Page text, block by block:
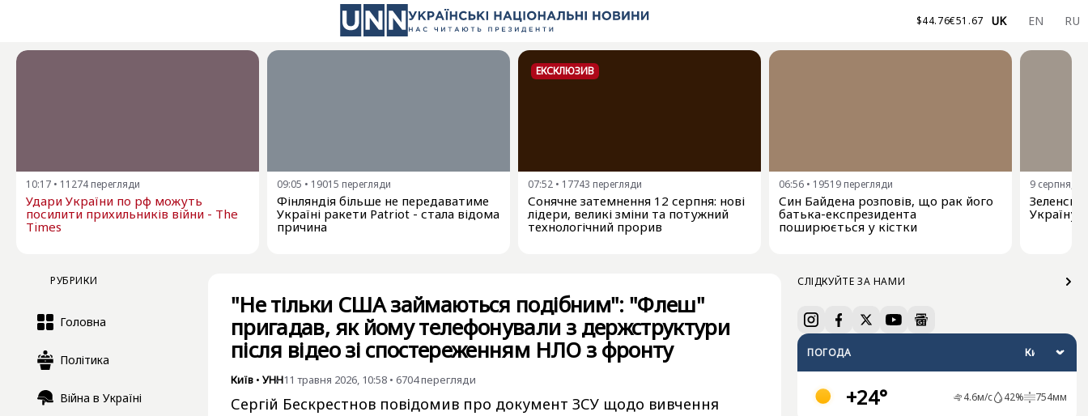
$44.76€51.67 UK EN RU
10:17 • 11274 перегляди
Удари України по рф можуть
посилити прихильників війни - The
Times
09:05 • 19015 перегляди
Фінляндія більше не передаватиме
Україні ракети Patriot - стала відома
причина
ЕКСКЛЮЗИВ
07:52 • 17743 перегляди
Сонячне затемнення 12 серпня: нові
лідери, великі зміни та потужний
технологічний прорив
06:56 • 19519 перегляди
Син Байдена розповів, що рак його
батька-експрезидента
поширюється у кістки
9 серпня,
Україну
РУБРИКИ
Головна
Політика
Війна в Україні
СЛІДКУЙТЕ ЗА НАМИ
ПОГОДА
+24° 4.6м/с 42% 754мм
"Не тільки США займаються подібним": "Флеш"
пригадав, як йому телефонували з держструктури
після відео зі спостереженням НЛО з фронту
Київ • УНН11 травня 2026, 10:58 • 6704перегляди
Сергій Бескрестнов повідомив про документ ЗСУ щодо вивчення